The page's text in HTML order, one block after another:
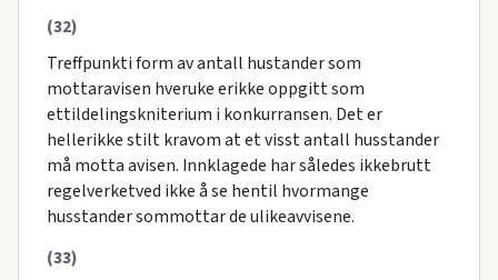
(32)
Treffpunkti form av antall hustander som
mottaravisen hveruke erikke oppgitt som
ettildelingskniterium i konkurransen. Det er
hellerikke stilt kravom at et visst antall husstander
må motta avisen. Innklagede har således ikkebrutt
regelverketved ikke å se hentil hvormange
husstander sommottar de ulikeavvisene.
(33)